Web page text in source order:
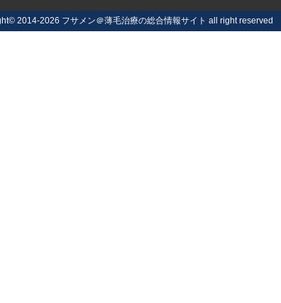
2014-2026 フサメン＠薄毛治療の総合情報サイト all right reserved